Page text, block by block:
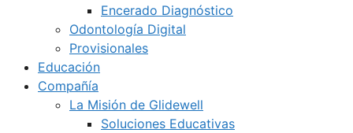
Encerado Diagnóstico
Odontología Digital
Provisionales
Educación
Compañía
La Misión de Glidewell
Soluciones Educativas